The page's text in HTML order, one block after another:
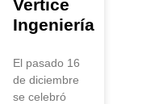
Vertice
Ingeniería
El pasado 16
de diciembre
se celebró